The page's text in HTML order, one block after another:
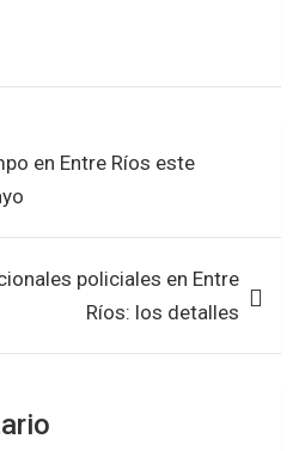
en Entre Ríos este
policiales en Entre
Ríos: los detalles